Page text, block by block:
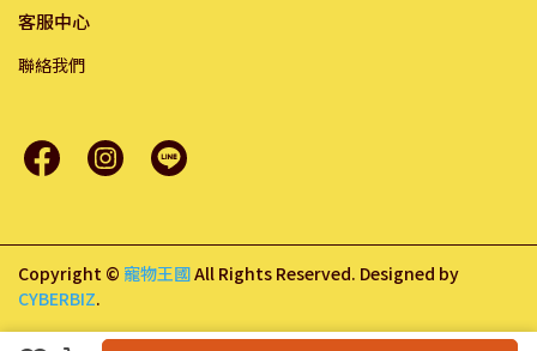
客服中心
聯絡我們
Copyright © 寵物王國All Rights Reserved. Designed by
CYBERBIZ.